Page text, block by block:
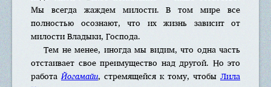
Мы всегда жаждем милости. В том мире все
полностью осознают, что их жизнь зависит от
милости Владыки, Господа.
Тем не менее, иногда мы видим, что одна часть
отстаивает свое преимущество над другой. Но это
работаЙогамайи, стремящейся к тому, чтобы Лила